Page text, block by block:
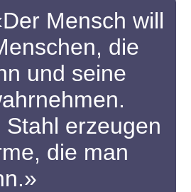
Mensch will
die
und seine
Stahl erzeugen
die man